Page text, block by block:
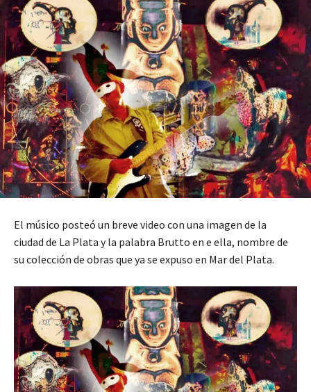
El músico posteó un breve video con una imagen de la
ciudad de La Plata y la palabra Brutto en e ella, nombre de
su colección de obras que ya se expuso en Mar del Plata.